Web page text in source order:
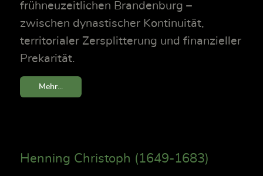
frühneuzeitlichen Brandenburg –
zwischen dynastischer Kontinuität,
territorialer Zersplitterung und finanzieller
Prekarität.
Mehr...
Henning Christoph (1649-1683)